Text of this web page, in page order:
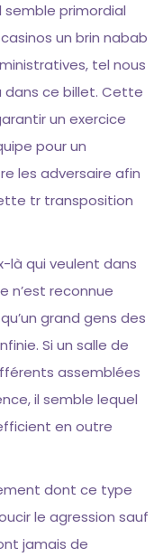
semble primordial
un brin nabab
tel nous
dans ce billet. Cette
un exercice
pour un
les adversaire afin
tr transposition
là qui veulent dans
n’est reconnue
grand gens des
Si un salle de
assemblées
il semble lequel
en outre
dont ce type
le agression sauf
jamais de